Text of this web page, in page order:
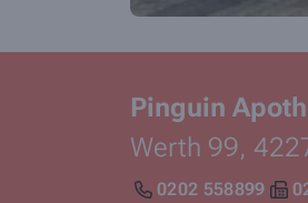
Pinguin
Werth 99,
0202 558899